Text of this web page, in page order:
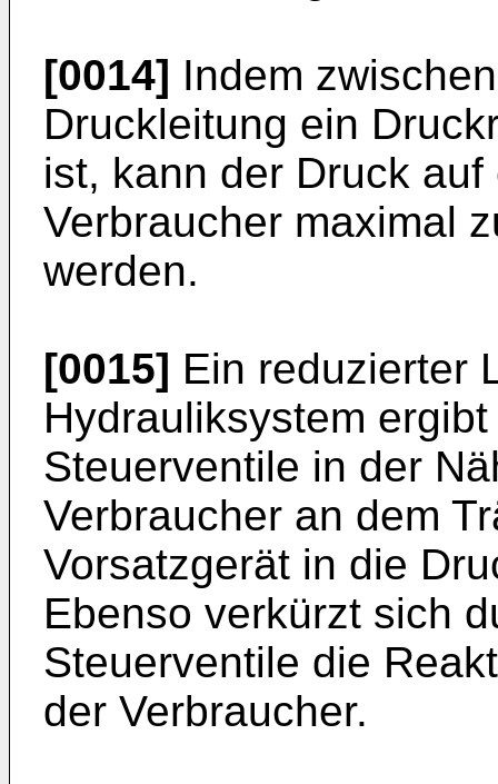
[0014] Indem
Druckleitung ein
ist, kann der Druck
Verbraucher maximal
werden.
[0015] Ein reduzierter
Hydrauliksystem
Steuerventile in der
Verbraucher an dem
Vorsatzgerät in die
Ebenso verkürzt sich
Steuerventile die
der Verbraucher.